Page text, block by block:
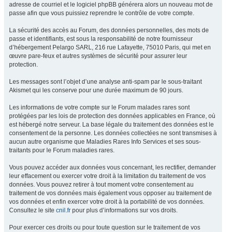
adresse de courriel et le logiciel phpBB générera alors un nouveau mot de
passe afin que vous puissiez reprendre le contrôle de votre compte.
La sécurité des accès au Forum, des données personnelles, des mots de
passe et identifiants, est sous la responsabilité de notre fournisseur
d’hébergement Pelargo SARL, 216 rue Lafayette, 75010 Paris, qui met en
œuvre pare-feux et autres systèmes de sécurité pour assurer leur
protection.
Les messages sont l’objet d’une analyse anti-spam par le sous-traitant
Akismet qui les conserve pour une durée maximum de 90 jours.
Les informations de votre compte sur le Forum malades rares sont
protégées par les lois de protection des données applicables en France, où
est hébergé notre serveur. La base légale du traitement des données est le
consentement de la personne. Les données collectées ne sont transmises à
aucun autre organisme que Maladies Rares Info Services et ses sous-
traitants pour le Forum maladies rares.
Vous pouvez accéder aux données vous concernant, les rectifier, demander
leur effacement ou exercer votre droit à la limitation du traitement de vos
données. Vous pouvez retirer à tout moment votre consentement au
traitement de vos données mais également vous opposer au traitement de
vos données et enfin exercer votre droit à la portabilité de vos données.
Consultez le site cnil.fr pour plus d’informations sur vos droits.
Pour exercer ces droits ou pour toute question sur le traitement de vos